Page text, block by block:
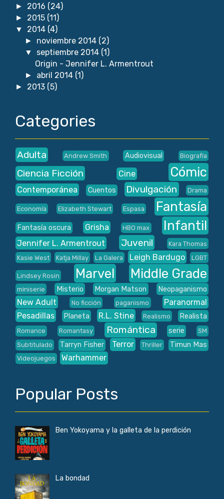
► 2016 (24)
► 2015 (11)
▼ 2014 (4)
► noviembre 2014 (2)
▼ septiembre 2014 (1)
Origin - Jennifer L. Armentrout
► abril 2014 (1)
► 2013 (5)
Categories
Adulta Andrew Smith Audiovisual Biografía
Ciencia Ficción Cine Cómic
Contemporánea Cuentos Divulgación Drama
Economía Elizabeth Stewart Espasa Fantasía
Fantasía oscura Grisha HBO max Infantil
Jennifer L. Armentrout Juvenil
Kara Thomas
Kasie West
Katja Millay La Galera Leigh Bardugo LGBT
Lindsey Rosin Marvel Middle Grade
miniserie Misterio Morgan Matson Neopaganismo
New Adult No ficción paganismo
Paranormal
Pesadillas
Planeta R.L. Stine Realismo Realista
Romance Romantasy Romántica serie
SM
Subtitulado
Tarryn Fisher Terror Thriller Timun Mas
Videojuegos Warhammer
Popular Posts
Ben Yokoyama y la galleta de la perdición
La bondad